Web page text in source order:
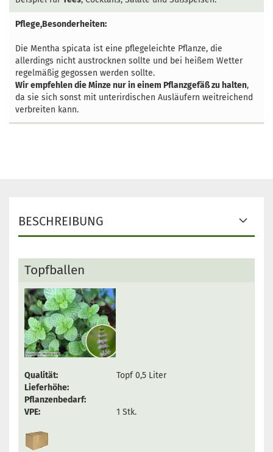
Pflege,Besonderheiten:
Die Mentha spicata ist eine pflegeleichte Pflanze, die
allerdings nicht austrocknen sollte und bei heißem Wetter
regelmäßig gegossen werden sollte.
Wir empfehlen die Minze nur in einem Pflanzgefäß zu halten,
da sie sich sonst mit unterirdischen Ausläufern weitreichend
verbreiten kann.
BESCHREIBUNG
Topfballen
Qualität:
Topf 0,5 Liter
Lieferhöhe:
Pflanzenbedarf:
VPE:
1 Stk.